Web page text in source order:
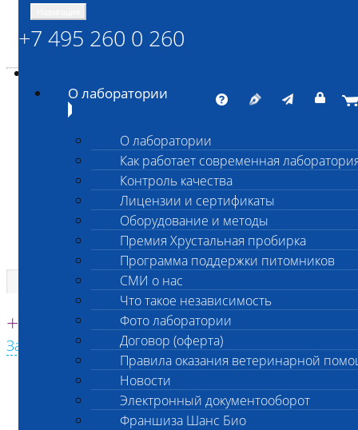
ШАНС БИО
Независимая ветеринарная лаборатория
Единая круглосуточная справочная
+7 495 260 0 260
Заказать звонок с сайта
+7 495 260 0 260
О лаборатории
О лаборатории
Как работает современная
Контроль качества
Лицензии и сертификаты
Оборудование и методы
Премия Хрустальная пробирка
Программа поддержки питомников
СМИ о нас
Что такое независимость
Фото лаборатории
Договор (оферта)
Правила оказания ветеринарной
Новости
Электронный документооборот
Франшиза Шанс Био
Главная страница
Анализы и цены
ГЕНЕТИКА СОБАК
Наследственная аритмия и внезапная смерть (RR IVA)